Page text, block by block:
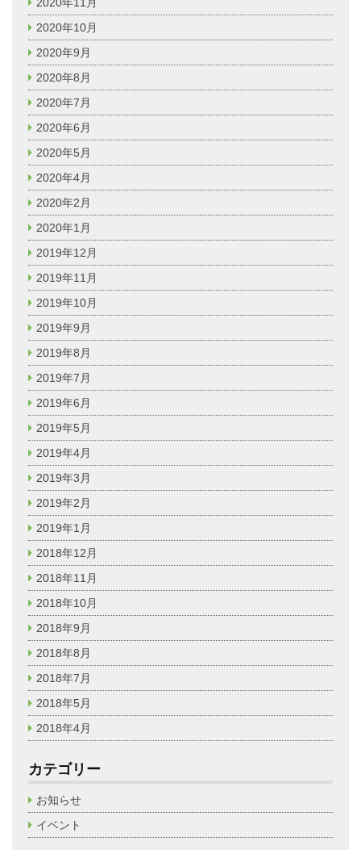
2020年10月
2020年9月
2020年8月
2020年7月
2020年6月
2020年5月
2020年4月
2020年2月
2020年1月
2019年12月
2019年11月
2019年10月
2019年9月
2019年8月
2019年7月
2019年6月
2019年5月
2019年4月
2019年3月
2019年2月
2019年1月
2018年12月
2018年11月
2018年10月
2018年9月
2018年8月
2018年7月
2018年5月
2018年4月
カテゴリー
お知らせ
イベント